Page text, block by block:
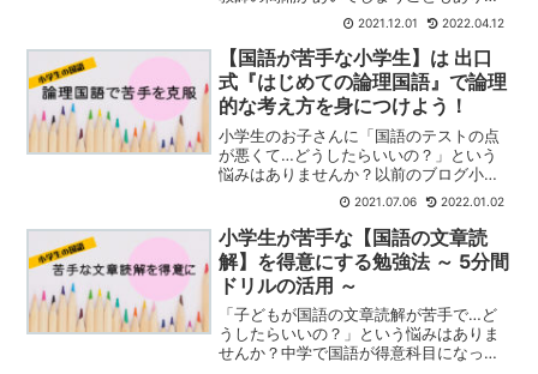
す。今回は、そんな時におすすめしたい
スタサプ で有名な スタディサプリ中学講
座をレビューします。結論からお伝えす
ると、スタディサプ...
2021.12.01 2022.04.12
【国語が苦手な小学生】は 出口
式『はじめての論理国語』で論理
的な考え方を身につけよう！
小学生のお子さんに「国語のテストの点
が悪くて…どうしたらいいの？」という
悩みはありませんか？以前のブログ小学
生が苦手な【国語の文章読解】を得意に
する勉強法 ～ 5分間ドリルの活用 ～でお
伝えした勉強法は、文章題を解く経験を
重ねることでコツを...
2021.07.06 2022.01.02
小学生が苦手な【国語の文章読
解】を得意にする勉強法 ～ 5分間
ドリルの活用 ～
「子どもが国語の文章読解が苦手で…ど
うしたらいいの？」という悩みはありま
せんか？中学で国語が得意科目になった